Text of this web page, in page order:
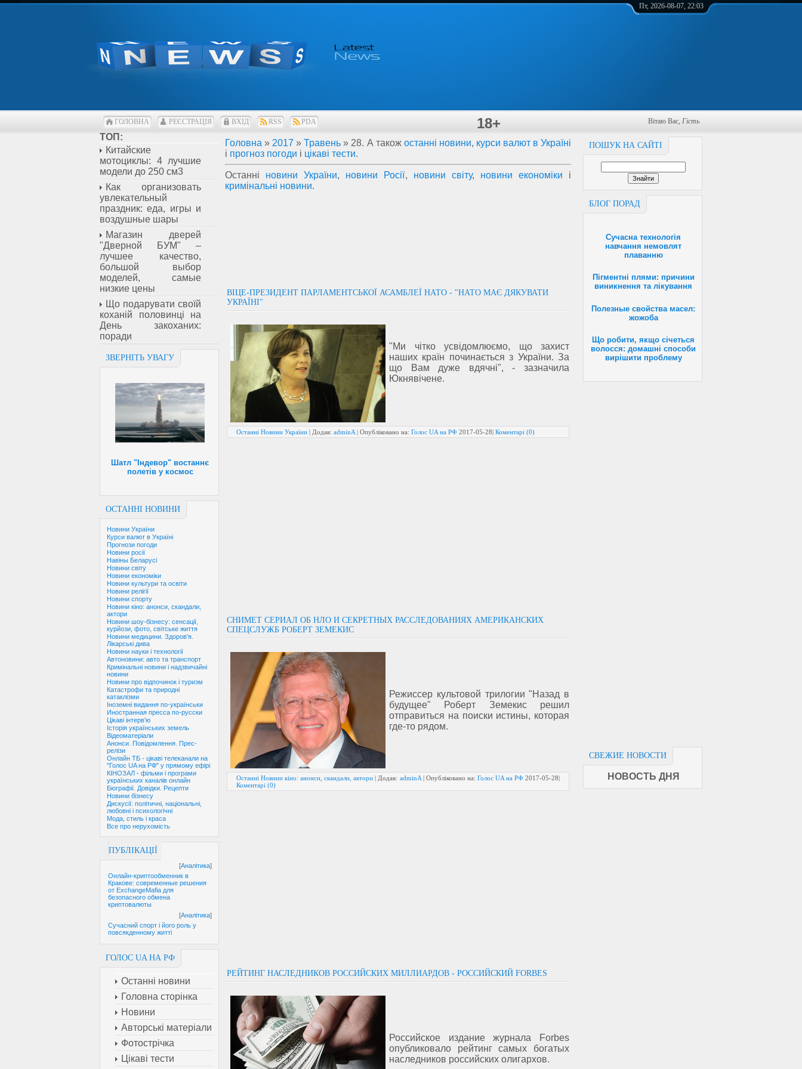
Пт, 2026-08-07, 22:03
ГОЛОВНА РЕЄСТРАЦІЯ ВХІД RSS PDA 18+ Вітаю Вас, Гість
ТОП:
Китайские
мотоциклы: 4 лучшие
модели до 250 см3
Как организовать
увлекательный
праздник: еда, игры и
воздушные шары
Магазин дверей
"Дверной БУМ" –
лучшее качество,
большой выбор
моделей, самые
низкие цены
Що подарувати своїй
коханій половинці на
День закоханих:
поради
ЗВЕРНІТЬ УВАГУ
Шатл "Індевор" востаннє
полетів у космос
ОСТАННІ НОВИНИ
Новини України
Курси валют в Україні
Прогнози погоди
Новини росії
Навіны Беларусі
Новини світу
Новини економіки
Новини культури та освіти
Новини релігії
Новини спорту
Новини кіно: анонси, скандали,
актори
Новини шоу-бізнесу: сенсації,
курйози, фото, світське життя
Новини медицини. Здоров'я.
Лікарські дива
Новини науки і технології
Автоновини: авто та транспорт
Кримінальні новини і надзвичайні
новини
Новини про відпочинок і туризм
Катастрофи та природні
катаклізми
Іноземні видання по-українськи
Иностранная пресса по-русски
Цікаві інтерв'ю
Історія українських земель
Відеоматеріали
Анонси. Повідомлення. Прес-
релізи
Онлайн ТБ - цікаві телеканали на
"Голос UA на РФ" у прямому ефірі
КІНОЗАЛ - фільми і програми
українських каналів онлайн
Біографії. Довідки. Рецепти
Новини бізнесу
Дискусії: політичні, національні,
любовні і психологічні
Мода, стиль і краса
Все про нерухомість
ПУБЛІКАЦІЇ
[Аналітика]
Онлайн-криптообменник в
Кракове: современные решения
от ExchangeMafia для
безопасного обмена
криптовалюты
[Аналітика]
Сучасний спорт і його роль у
повсякденному житті
ГОЛОС UA НА РФ
Останні новини
Головна сторінка
Новини
Авторські матеріали
Фотострічка
Цікаві тести
ПОШУК НА САЙТІ
БЛОГ ПОРАД
Сучасна технологія
навчання немовлят
плаванню
Пігментні плями: причини
виникнення та лікування
Полезные свойства масел:
жожоба
Що робити, якщо січеться
волосся: домашні способи
вирішити проблему
СВЕЖИЕ НОВОСТИ
НОВОСТЬ ДНЯ
Головна » 2017 » Травень » 28. А також останні новини, курси валют в Україні
і прогноз погоди і цікаві тести.
Останні новини України, новини Росії, новини світу, новини економіки і
кримінальні новини.
ВІЦЕ-ПРЕЗИДЕНТ ПАРЛАМЕНТСЬКОЇ АСАМБЛЕЇ НАТО - "НАТО МАЄ ДЯКУВАТИ
УКРАЇНІ"
"Ми чітко усвідомлюємо, що захист
наших країн починається з України. За
що Вам дуже вдячні", - зазначила
Юкнявічене.
Останні Новини України | Додав: adminA | Опубліковано на: Голос UA на РФ 2017-05-28| Коментарі (0)
СНИМЕТ СЕРИАЛ ОБ НЛО И СЕКРЕТНЫХ РАССЛЕДОВАНИЯХ АМЕРИКАНСКИХ
СПЕЦСЛУЖБ РОБЕРТ ЗЕМЕКИС
Режиссер культовой трилогии "Назад в
будущее" Роберт Земекис решил
отправиться на поиски истины, которая
где-то рядом.
Останні Новини кіно: анонси, скандали, актори | Додав: adminA| Опубліковано на: Голос UA на РФ 2017-05-28|
Коментарі (0)
РЕЙТИНГ НАСЛЕДНИКОВ РОССИЙСКИХ МИЛЛИАРДОВ - РОССИЙСКИЙ FORBES
Российское издание журнала Forbes
опубликовало рейтинг самых богатых
наследников российских олигархов.